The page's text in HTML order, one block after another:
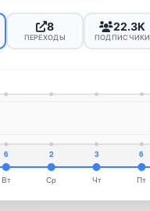
8
ПЕРЕХОДЫ
22.3K
ПОДПИСЧИКИ